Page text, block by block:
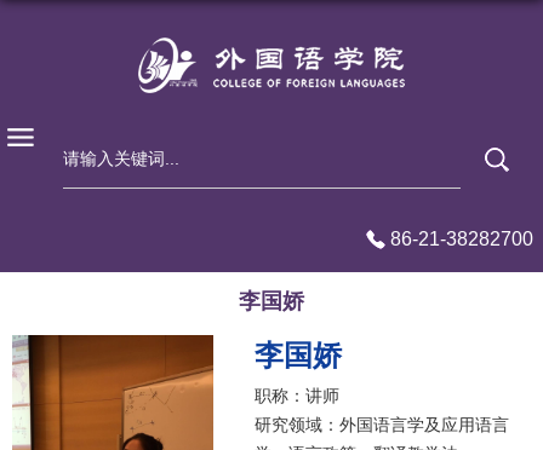
86-21-38282700
李国娇
李国娇
职称：讲师
研究领域：外国语言学及应用语言